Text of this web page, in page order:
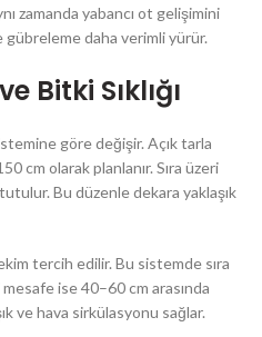
zamanda yabancı ot gelişimini
gübreleme daha verimli yürür.
Bitki Sıklığı
göre değişir. Açık tarla
cm olarak planlanır. Sıra üzeri
Bu düzenle dekara yaklaşık
tercih edilir. Bu sistemde sıra
ise 40–60 cm arasında
ve hava sirkülasyonu sağlar.